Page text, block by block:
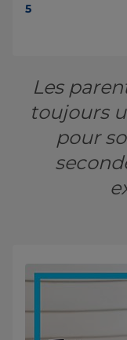
5
Les
toujours
pour